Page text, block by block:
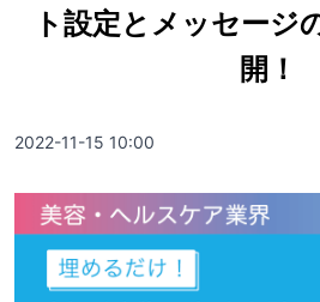
ト設定とメッセージ
開！
2022-11-15 10:00